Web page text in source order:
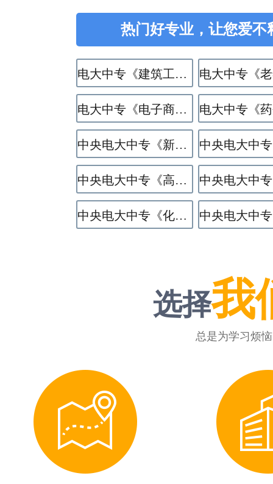
热门好专业，让您爱
电大中专《建筑工程施工》专业
电大中专《电子商务》专业
中央电大中专《新能源汽车运用与维修》专业
中央电大中专《高星级饭店运营与管理》专业
中央电大中专《化学工艺》专业
选择我
总是为学习烦